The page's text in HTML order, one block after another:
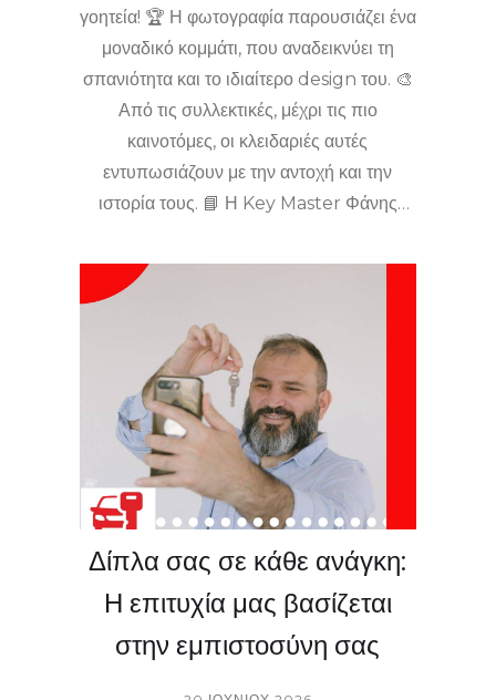
γοητεία! 🏆 Η φωτογραφία παρουσιάζει ένα
μοναδικό κομμάτι, που αναδεικνύει τη
σπανιότητα και το ιδιαίτερο design του. 🎨
Από τις συλλεκτικές, μέχρι τις πιο
καινοτόμες, οι κλειδαριές αυτές
εντυπωσιάζουν με την αντοχή και την
ιστορία τους. 📘 Η Key Master Φάνης
αποκατάσταση σε δύσκολες περιπτώσεις –
συνδυάζοντας το παλιό με το νέο. 🌟
Μάθετε περισσότερα για ιδιαίτερες
κλειδαριές και επισκευές: εμπιστευτείτε
τους ειδικούς μας σήμερα! 📩
Δίπλα σας σε κάθε ανάγκη:
Η επιτυχία μας βασίζεται
στην εμπιστοσύνη σας